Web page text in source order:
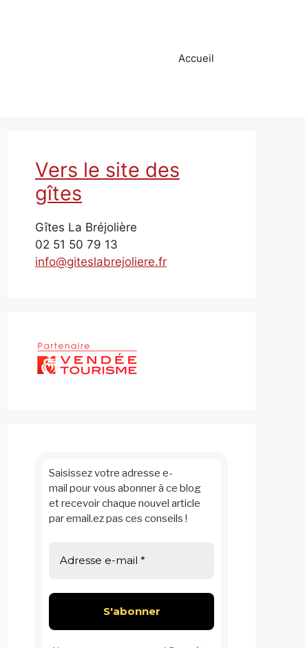
Accueil
Vers le site des
gîtes
Gîtes La Bréjolière
02 51 50 79 13
info@giteslabrejoliere.fr
Saisissez votre adresse e-
mail pour vous abonner à ce blog
et recevoir chaque nouvel article
par email.ez pas ces conseils !